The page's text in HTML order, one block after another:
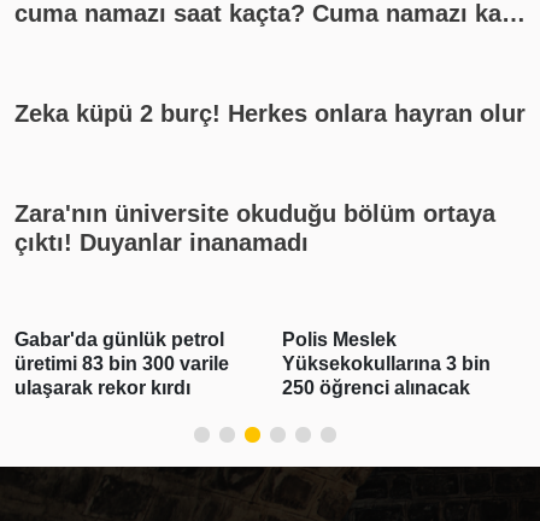
cuma namazı saat kaçta? Cuma namazı kaç
Zeka küpü 2 burç! Herkes onlara hayran olur
Zara'nın üniversite okuduğu bölüm ortaya
çıktı! Duyanlar inanamadı
Gabar'da günlük petrol
üretimi 83 bin 300 varile
ulaşarak rekor kırdı
Polis Meslek
Yüksekokullarına 3 bin
250 öğrenci alınacak